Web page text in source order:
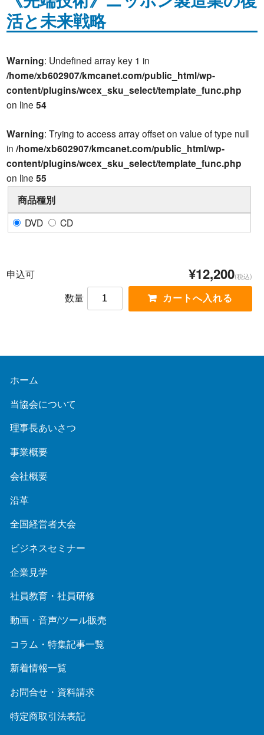
活と未来戦略
Warning: Undefined array key 1 in
/home/xb602907/kmcanet.com/public_html/wp-
content/plugins/wcex_sku_select/template_func.php
on line54
Warning: Trying to access array offset on value of type null
in/home/xb602907/kmcanet.com/public_html/wp-
content/plugins/wcex_sku_select/template_func.php
on line55
商品種別
DVD CD
申込可 ¥12,200(税込)
数量
ホーム
当協会について
理事長あいさつ
事業概要
会社概要
沿革
全国経営者大会
ビジネスセミナー
企業見学
社員教育・社員研修
動画・音声/ツール販売
コラム・特集記事一覧
新着情報一覧
お問合せ・資料請求
特定商取引法表記